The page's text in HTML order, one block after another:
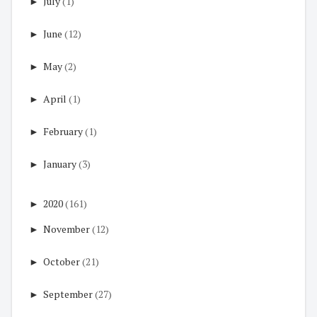
► June (12)
► May(2)
► April (1)
► February(1)
► January(3)
► 2020(161)
► November(12)
► October(21)
► September(27)